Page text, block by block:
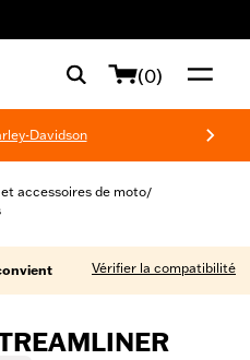
(0)
Davidson
accessoires de moto/
Vérifier la compatibilité